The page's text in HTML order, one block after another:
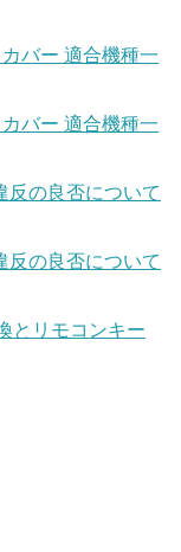
バー 適合機種一
バー 適合機種一
反の良否について
反の良否について
とリモコンキー